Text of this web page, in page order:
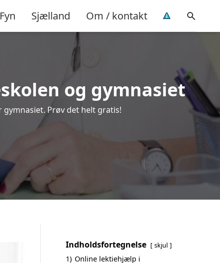
Fyn Sjælland Om / kontakt
og gymnasiet
Prøv det helt gratis!
Indholdsfortegnelse skjul
1) Online lektiehjælp i